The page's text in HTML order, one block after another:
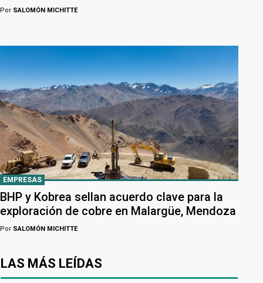
Por SALOMÓN MICHITTE
EMPRESAS
BHP y Kobrea sellan acuerdo clave para la
exploración de cobre en Malargüe, Mendoza
Por SALOMÓN MICHITTE
LAS MÁS LEÍDAS